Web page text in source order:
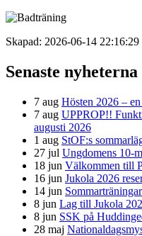
Skapad: 2026-06-14
Senaste nyheterna
7 aug Hösten 2026 –
7 aug UPPROP!!
augusti 2026
1 aug StOF:s
27 jul Ungdomens 10-
18 jun Välkommen till
16 jun Jukola 2026
14 jun
8 jun Lag till Jukola
8 jun SSK på
28 maj